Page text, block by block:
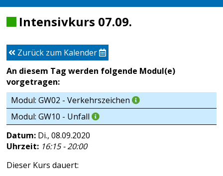
Intensivkurs 07.09.
Zurück zum Kalender
An diesem Tag werden folgende Modul(e)
vorgetragen:
Modul: GW02 - Verkehrszeichen
Modul: GW10 - Unfall
Datum: Di., 08.09.2020
Uhrzeit: 16:15 - 20:00
Dieser Kurs dauert: